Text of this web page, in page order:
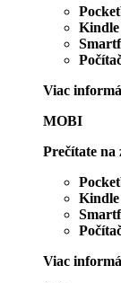
Kindle
Viac
MOBI
Prečítate na
Kindle
Viac